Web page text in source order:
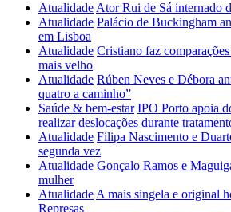
Atualidade Ator Rui de Sá internado
Atualidade Palácio de Buckingham
em Lisboa
Atualidade Cristiano faz
mais velho
Atualidade Rúben Neves e Débora
quatro a caminho”
Saúde & bem-estar IPO Porto apoia
realizar deslocações durante
Atualidade Filipa Nascimento e
segunda vez
Atualidade Gonçalo Ramos e
mulher
Atualidade A mais singela e original
Represas